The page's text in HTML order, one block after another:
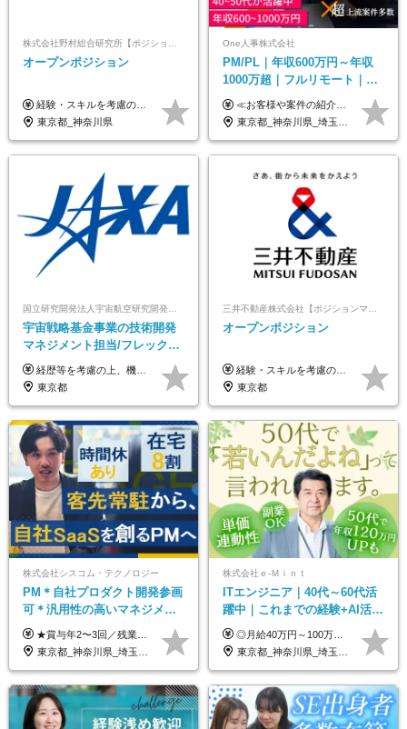
株式会社野村総合研究所【ポジションマッチ登録】
オープンポジション
経験・スキルを考慮の上、決定します。
東京都_神奈川県
One人事株式会社
PM/PL｜年収600万円～年収
1000万超｜フルリモート｜
SIerへの変革期をリード＆自
社サービス
≪お客様や案件の紹介によりインセンティブを支給！≫ 月給40万円以上＋賞与年2回＋インセンティブ ◎経験やスキルを考慮の上、優遇します ◎上記月給は固定残業代月45時間分(月額9万1040円以上)を含みます。超過した場合は全額追加支給します ◎試用期間3カ月あり(給与や福利厚生等は同じです) ＜年収例＞ 36歳／PL（元SE）／580万円 / 官公庁向けWebシステム開発 ※メンバーから2年でPLへ昇格 41歳／SL／616万円 / メーカー向けWebサイト開発 46歳／PL／742万円 / 金融情報連携システム開発 52歳 / PM / 952万円 / 信販システムの再構築 55歳 / PM / 910万円 / 製造業向け基盤構築開発
東京都_神奈川県_埼玉県_千葉県_大阪府_愛知県_北海道_青森県_岩手県_宮城県_秋田県_山形県_福島県_茨城県_栃木県_群馬県_新潟県_山梨県_長野県_富山県_石川県_福井県_静岡県_岐阜県_三重県_兵庫県_京都府_滋賀県_奈良県_和歌山県_広島県_岡山県_鳥取県_島根県_山口県_徳島県_香川県_愛媛県_高知県_福岡県_熊本県_佐賀県_長崎県_大分県_宮崎県_鹿児島県_沖縄県
国立研究開発法人宇宙航空研究開発機構【JAXA】
宇宙戦略基金事業の技術開発
マネジメント担当/フレックス
制/リモート活用/異業種出身者
歓迎/国家プロジェクト
経歴等を考慮の上、機構の規定により決定します。 ＜大学卒業後、正規社員として民間企業に3年勤務した場合＞ ・月給30万円以上 ・年収470万円以上 年収概算を試算する場合は以下をご確認ください。 https://www.jaxa.jp/about/employ/trial_j.html ■昇給年1回、賞与年2回 ■諸手当（住居手当、通勤手当他） ■退職金制度あり ※年収470万円～ ※超過勤務分は別途支給します。 ※6ヶ月の試用期間あり。その間の待遇・給与に差異はありません。
東京都
オープンポジション
経験・スキルを考慮の上、決定します。 ▼参考情報 ----------------------- ＜想定年収850万円～1,500万円（基礎給与・賞与2回含む）＞ 月給42万円～ ※時間外勤務手当・諸手当等別途 ※試用期間3ヶ月 ※残業手当有り
東京都
株式会社シスコム・テクノロジー
PM＊自社プロダクト開発参画
可＊汎用性の高いマネジメン
トスキル＊年収1000万以上可
★賞与年2〜3回／残業代全額支給／子ども手当（月1万円）／誕生日手当（年1回1万円）★ ＜初年度の想定年収:600万円～800万円＞ 月給50万7000円～70万4000円＋賞与年2回＋決算賞与 ※経験・能力を考慮のうえ決定します。 ※専門性を高めながらチームを牽引する「プロジェクト推進力」を高く評価し、給与へダイレクトに反映します。 ※試用期間6ヶ月（待遇変動なし） 年収800万円以上も⽬指せます。 経験・スキル・前職給与を最大限に考慮し、 ご納得いただける条件を提示します。 【賞与】 年2〜3回支給（7月・12月＋業績により決算賞与） 当社では、目の前の案件による固定報酬だけが評価の全てではありません。 メンバー育成、現場でのポジション拡大、 ナレッジの共有、そして組織づくりへの参画など、 「会社への貢献度（ビジネスプロセス）」 を昇給・賞与へダイレクトに反映しています。 専門性を高める「技術」と、チームを前進させる「プロジェクト推進」。 この両輪を回すことで、確かなスキル成長と年収アップを同時に実現できる環境です。
東京都_神奈川県_埼玉県_千葉県
株式会社ｅ‐Ｍｉｎｔ
ITエンジニア｜40代～60代活
躍中｜これまでの経験+AI活用
でスキルアップを支援｜残業
月10h｜副業OK
◎月給40万円～100万円＋インセンティブ＋各種手当 ・年収120万〜300万円UPの実績も！ ・平均年収UP率は1.1～1.3倍 ・案件単価100%公開 × 単価連動の給与制度 ・能力等を考慮の上、決定いたします ※試用期間6ヵ月あり（待遇の変更はありません） ※固定残業代（月20～30時間・3万円～8万円）を含みます 《具体的には...》 ・案件単価65万円⇒年収約500万円 ・案件単価80万円⇒年収約600万円 ・案件単価120万円⇒年収約900万円 ＼ AIで生産性5倍になり給与UP ／ ◇案件単価100%公開 × 単価連動の給与制度 ◇年収120万〜300万UPの実績あり 「単価が上がれば、その分しっかり報われる」 そんなシンプルで納得できる評価制度です。 ⚫️年収300万円アップの実績も 参画する案件の単価を全て公開。 給与は単価に連動しているため納得感持って働くことが可能です。 過去には転職しただけで300万円以上アップした方もいます。 現場でAIを活用して成果を出して単価アップにつながったケースが多数！ ・AIツール利用料金全額負担 ・資格取得補助 ・月給保証制度 ・各種手当
東京都_神奈川県_埼玉県_千葉県_大阪府_愛知県_北海道_青森県_岩手県_宮城県_秋田県_山形県_福島県_茨城県_栃木県_群馬県_新潟県_山梨県_長野県_富山県_石川県_福井県_静岡県_岐阜県_三重県_兵庫県_京都府_滋賀県_奈良県_和歌山県_広島県_岡山県_鳥取県_島根県_山口県_徳島県_香川県_愛媛県_高知県_福岡県_熊本県_佐賀県_長崎県_大分県_宮崎県_鹿児島県_沖縄県